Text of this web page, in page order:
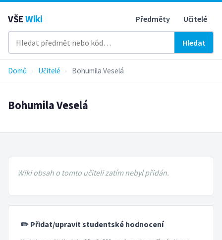
VŠE Wiki Předměty Učitelé
Hledat
Domů › Učitelé › Bohumila Veselá
Bohumila Veselá
Wiki obsah o tomto učiteli zatím nebyl přidán.
✏️ Přidat/upravit studentské hodnocení